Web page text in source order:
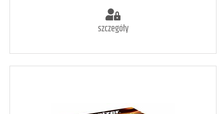
szczegóły